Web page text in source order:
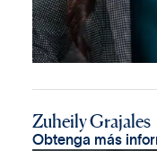
Zuheily Grajales
Obtenga más